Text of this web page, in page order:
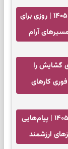
فال سرنوشت امروز جمعه ۱۶ مرداد ۱۴۰۵ | روزی برای
آرام
گشایش را
کارهای
فال فرشتگان امروز جمعه ۱۶ مرداد ۱۴۰۵ | پیام‌هایی
ارزشمند